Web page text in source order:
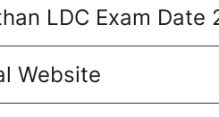
LDC Exam Date
Website